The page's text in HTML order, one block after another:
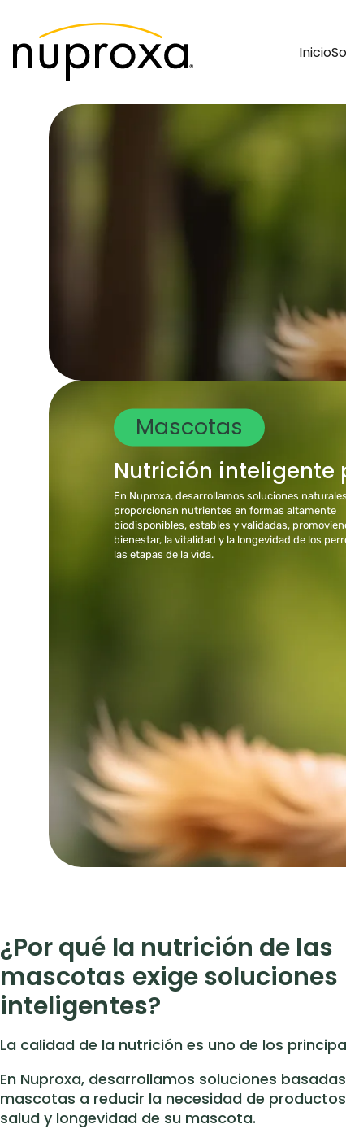
Inicio
Mascotas
Nutrición inteligente
En Nuproxa, desarrollamos soluciones
proporcionan nutrientes en formas altamente
biodisponibles, estables y validadas,
bienestar, la vitalidad y la longevidad de los
las etapas de la vida.
¿Por qué la nutrición de las
mascotas exige soluciones
inteligentes?
La calidad de la nutrición es uno de los
En Nuproxa, desarrollamos soluciones
mascotas a reducir la necesidad de
salud y longevidad de su mascota.